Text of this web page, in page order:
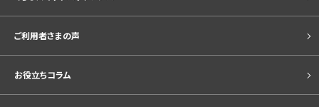
ご利用者さまの声
お役立ちコラム